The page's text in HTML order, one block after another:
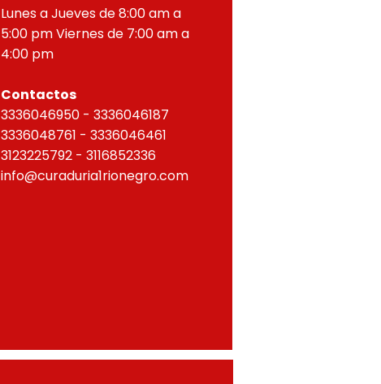
Lunes a Jueves de 8:00 am a
5:00 pm Viernes de 7:00 am a
4:00 pm
Contactos
3336046950 - 3336046187
3336048761 - 3336046461
3123225792 - 3116852336
info@curaduria1rionegro.com